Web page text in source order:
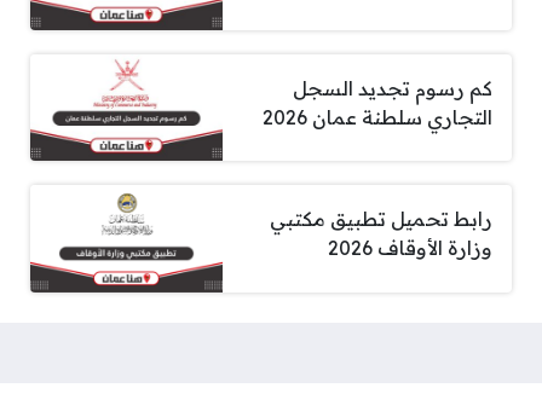
كم رسوم تجديد السجل
التجاري سلطنة عمان 2026
رابط تحميل تطبيق مكتبي
وزارة الأوقاف 2026